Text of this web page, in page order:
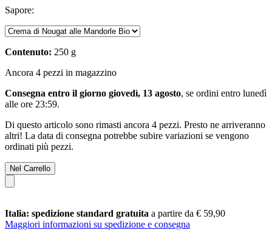
Sapore:
Contenuto: 250 g
Ancora 4 pezzi in magazzino
Consegna entro il giorno giovedì, 13 agosto, se ordini entro lunedì
alle ore 23:59.
Di questo articolo sono rimasti ancora 4 pezzi. Presto ne arriveranno
altri! La data di consegna potrebbe subire variazioni se vengono
ordinati più pezzi.
Nel Carrello
Italia: spedizione standard gratuita a partire da € 59,90
Maggiori informazioni su spedizione e consegna